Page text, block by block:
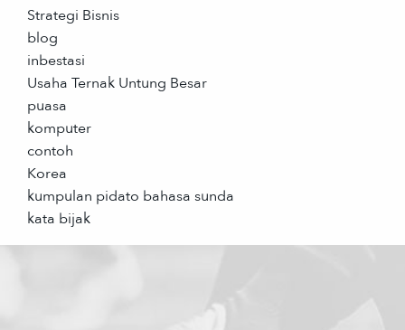
Strategi Bisnis
blog
inbestasi
Usaha Ternak Untung Besar
puasa
komputer
contoh
Korea
kumpulan pidato bahasa sunda
kata bijak